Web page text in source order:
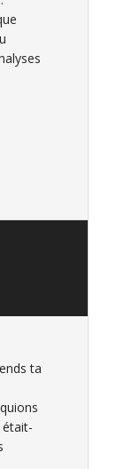
ta
était-